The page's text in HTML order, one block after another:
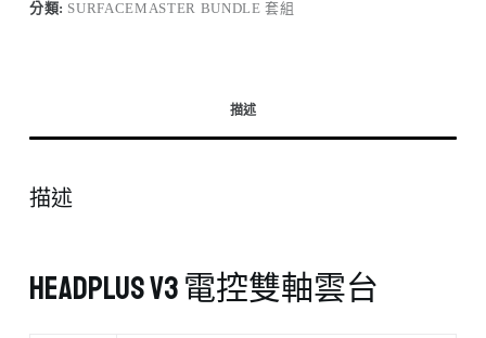
分類: SURFACEMASTER BUNDLE 套組
描述
描述
HeadPLUS v3 電控雙軸雲台